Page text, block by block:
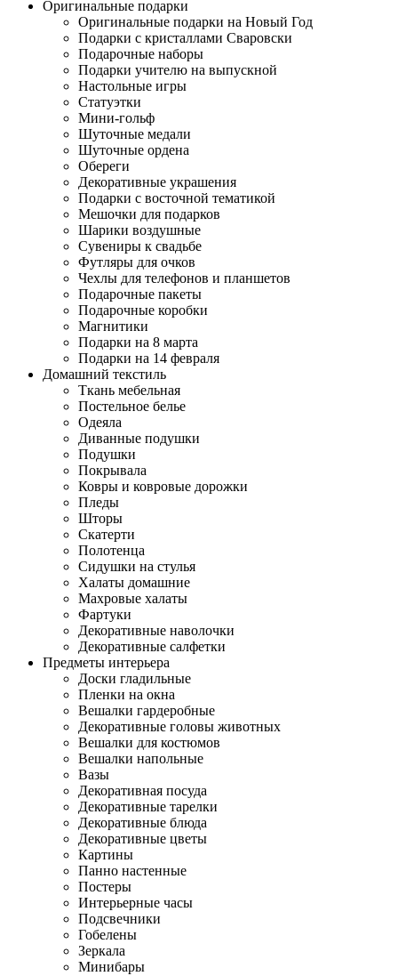
Оригинальные подарки
Оригинальные подарки на Новый Год
Подарки с кристаллами Сваровски
Подарочные наборы
Подарки учителю на выпускной
Настольные игры
Статуэтки
Мини-гольф
Шуточные медали
Шуточные ордена
Обереги
Декоративные украшения
Подарки с восточной тематикой
Мешочки для подарков
Шарики воздушные
Сувениры к свадьбе
Футляры для очков
Чехлы для телефонов и планшетов
Подарочные пакеты
Подарочные коробки
Магнитики
Подарки на 8 марта
Подарки на 14 февраля
Домашний текстиль
Ткань мебельная
Постельное белье
Одеяла
Диванные подушки
Подушки
Покрывала
Ковры и ковровые дорожки
Пледы
Шторы
Скатерти
Полотенца
Сидушки на стулья
Халаты домашние
Махровые халаты
Фартуки
Декоративные наволочки
Декоративные салфетки
Предметы интерьера
Доски гладильные
Пленки на окна
Вешалки гардеробные
Декоративные головы животных
Вешалки для костюмов
Вешалки напольные
Вазы
Декоративная посуда
Декоративные тарелки
Декоративные блюда
Декоративные цветы
Картины
Панно настенные
Постеры
Интерьерные часы
Подсвечники
Гобелены
Зеркала
Минибары